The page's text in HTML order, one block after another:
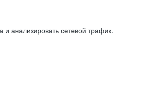
анализировать сетевой трафик.